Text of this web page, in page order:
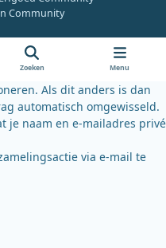
e
o
k
b
k
y
Community
Zoeken Menu
Als dit anders is dan
automatisch omgewisseld.
je naam en e-mailadres privé
via e-mail te